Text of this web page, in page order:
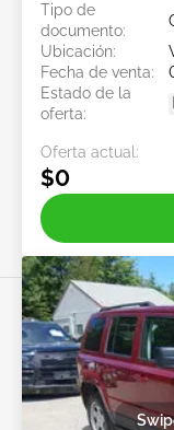
Tipo de
documento:
Ubicación:
Fecha de venta:
Estado de la
oferta:
Oferta actual:
$0